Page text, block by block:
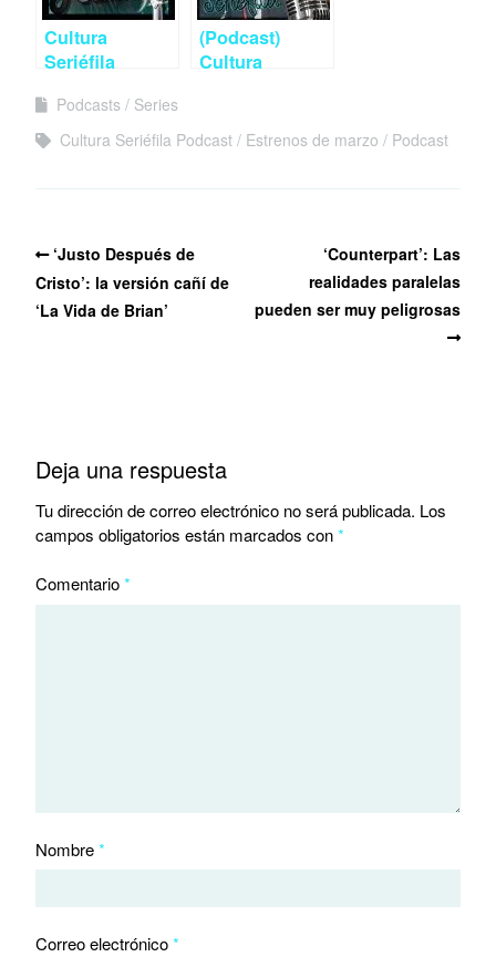
mucho más
Handmaid’s
Tale’ y
‘Westworld’
Cultura
Seriéfila
Estrenos de
marzo y series
(Podcast)
Cultura
estrenos en
Podcasts
Series
Cultura Seriéfila Podcast
Estrenos de marzo Podcast
‘Justo Después de
Cristo’: la versión cañí de
‘La Vida de Brian’
‘Counterpart’: Las
realidades paralelas
pueden ser muy peligrosas
Deja una respuesta
Tu dirección de correo electrónico no será publicada. Los
campos obligatorios están marcados con*
Comentario*
Nombre*
Correo electrónico*